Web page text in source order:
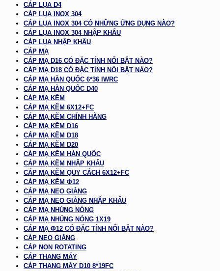
CÁP LỤA D4
CÁP LỤA INOX 304
CÁP LỤA INOX 304 CÓ NHỮNG ỨNG DỤNG NÀO?
CÁP LỤA INOX 304 NHẬP KHẨU
CÁP LỤA NHẬP KHẨU
CÁP MẠ
CÁP MẠ D16 CÓ ĐẶC TÍNH NỔI BẬT NÀO?
CÁP MẠ D18 CÓ ĐẶC TÍNH NỔI BẬT NÀO?
CÁP MẠ HÀN QUỐC 6*36 IWRC
CÁP MẠ HÀN QUỐC D40
CÁP MẠ KẼM
CÁP MẠ KẼM 6X12+FC
CÁP MẠ KẼM CHÍNH HÃNG
CÁP MẠ KẼM D16
CÁP MẠ KẼM D18
CÁP MẠ KẼM D20
CÁP MẠ KẼM HÀN QUỐC
CÁP MẠ KẼM NHẬP KHẨU
CÁP MẠ KẼM QUY CÁCH 6X12+FC
CÁP MẠ KẼM Φ12
CÁP MẠ NEO GIẰNG
CÁP MẠ NEO GIẰNG NHẬP KHẨU
CÁP MẠ NHÚNG NÓNG
CÁP MẠ NHÚNG NÓNG 1X19
CÁP MẠ Φ12 CÓ ĐẶC TÍNH NỔI BẬT NÀO?
CÁP NEO GIẰNG
CÁP NON ROTATING
CÁP THANG MÁY
CÁP THANG MÁY D10 8*19FC